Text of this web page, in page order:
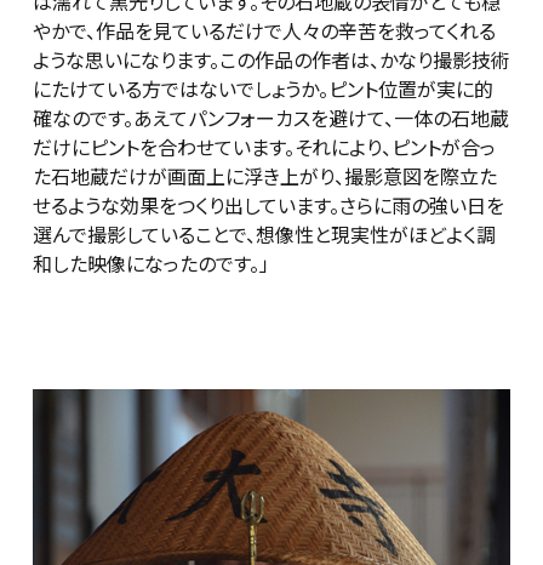
やかで、作品を見ているだけで人々の辛苦を救ってくれる
ような思いになります。この作品の作者は、かなり撮影技術
にたけている方ではないでしょうか。ピント位置が実に的
確なのです。あえてパンフォーカスを避けて、一体の石地蔵
だけにピントを合わせています。それにより、ピントが合っ
た石地蔵だけが画面上に浮き上がり、撮影意図を際立た
せるような効果をつくり出しています。さらに雨の強い日を
選んで撮影していることで、想像性と現実性がほどよく調
和した映像になったのです。」